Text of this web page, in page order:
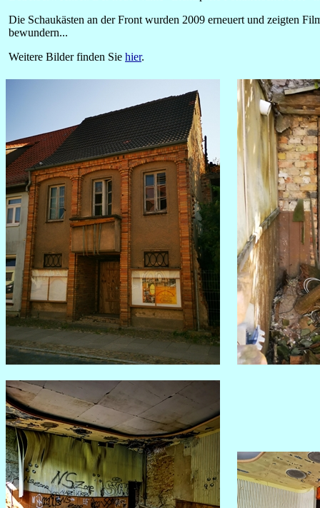
Die Schaukästen an der Front wurden 2009 erneuert und zeigten
bewundern...
Weitere Bilder finden Sie hier.